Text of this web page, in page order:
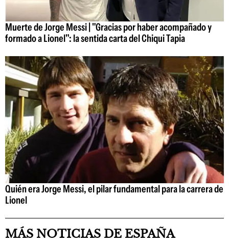
Muerte de Jorge Messi | "Gracias por haber acompañado y
formado a Lionel": la sentida carta del Chiqui Tapia
Quién era Jorge Messi, el pilar fundamental para la carrera de
Lionel
MÁS NOTICIAS DE ESPAÑA